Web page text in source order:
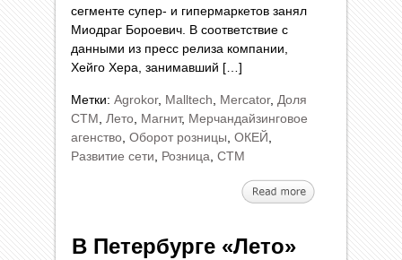
сегменте супер- и гипермаркетов занял
Миодраг Бороевич. В соответствие с
данными из пресс релиза компании,
Хейго Хера, занимавший […]
Метки: Agrokor, Malltech Mercator, Доля
СТМ
Лето Магнит, Мерчандайзинговое
агенство Оборот розницы ОКЕЙ
Развитие сети
Розница СТМ
В Петербурге «Лето»